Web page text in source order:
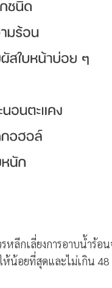
หลีกเลี่ยงการอาบน้ำร้อ
ห้น้อยที่สุดและไม่เกิน 48